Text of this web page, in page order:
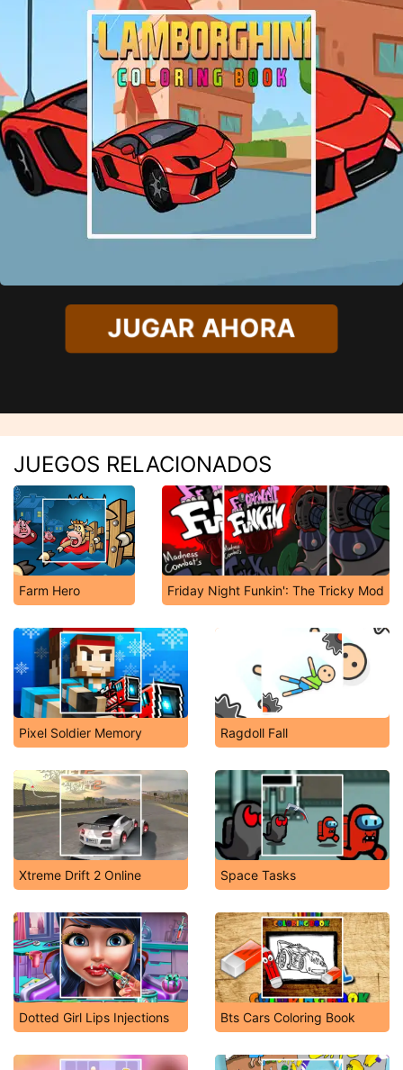
JUGAR AHORA
JUEGOS RELACIONADOS
Farm Hero Friday Night Funkin': The Tricky Mod
Pixel Soldier Memory Ragdoll Fall
Xtreme Drift 2 Online Space Tasks
Dotted Girl Lips Injections Bts Cars Coloring Book